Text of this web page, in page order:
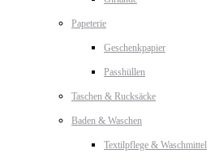
Papeterie
Geschenkpapier
Passhüllen
Taschen & Rucksäcke
Baden & Waschen
Textilpflege & Waschmittel